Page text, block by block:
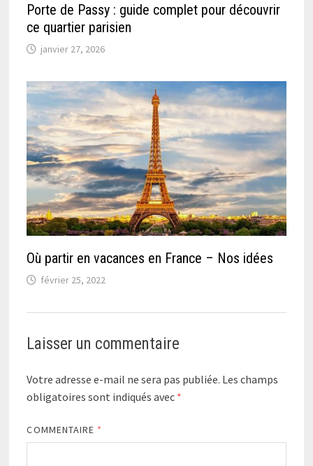
Porte de Passy : guide complet pour découvrir
ce quartier parisien
janvier 27, 2026
Où partir en vacances en France – Nos idées
février 25, 2022
Laisser un commentaire
Votre adresse e-mail ne sera pas publiée. Les champs
obligatoires sont indiqués avec *
COMMENTAIRE *